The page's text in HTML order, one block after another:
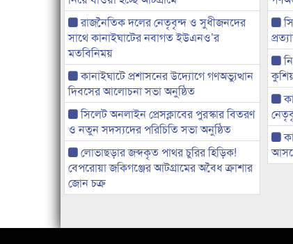
রাজনৈতিক দলের নেতৃবৃন্দ ও সুধীজনদের
সাথে কানাইঘাটের নবাগত ইউএনও’র
মতবিনিময়
কানাইঘাটে প্রশাসনের উদ্যোগে গণঅভ্যুত্থান
দিবসের আলোচনা সভা অনুষ্ঠিত
সিলেট অনলাইন প্রেসক্লাবের পুরস্কার বিতরণ
ও নতুন সদস্যদের পরিচিতি সভা অনুষ্ঠিত
লোভাছড়ার জব্দকৃত পাথর চুরির হিড়িক!
বেপরোয়া জকিগঞ্জের আটগ্রামের অবৈধ ক্রাশার
জোন চক্র